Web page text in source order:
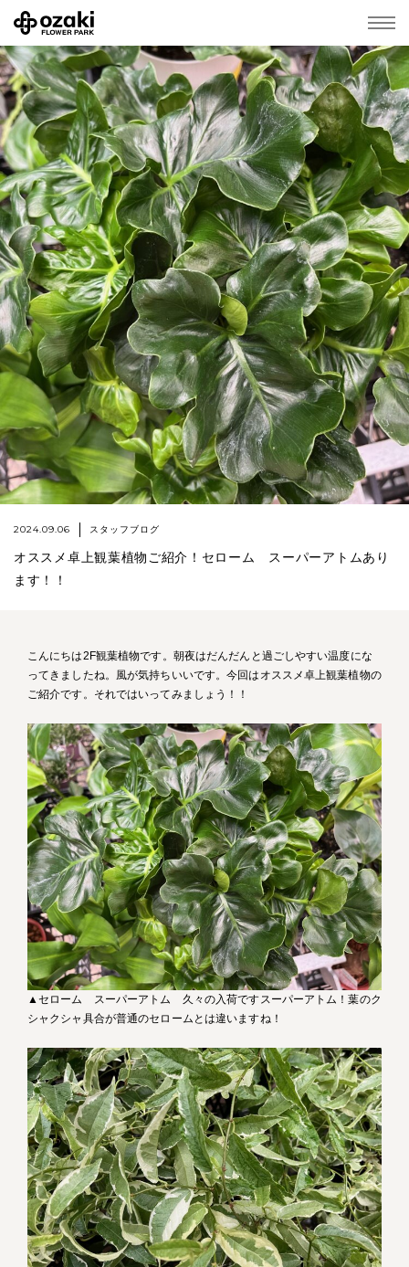
2024.09.06 スタッフブログ
オススメ卓上観葉植物ご紹介！セローム スーパーアトムあり
ます！！
こんにちは2F観葉植物です。朝夜はだんだんと過ごしやすい温度にな
ってきましたね。風が気持ちいいです。今回はオススメ卓上観葉植物の
ご紹介です。それではいってみましょう！！
▲セローム スーパーアトム 久々の入荷ですスーパーアトム！葉のク
シャクシャ具合が普通のセロームとは違いますね！